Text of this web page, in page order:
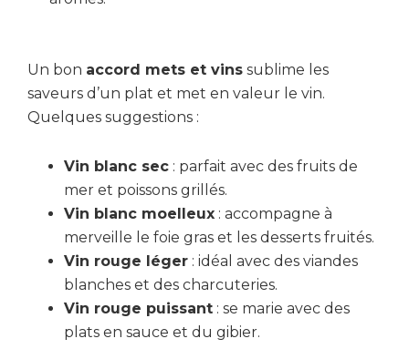
Un bon accord mets et vins sublime les
saveurs d’un plat et met en valeur le vin.
Quelques suggestions :
Vin blanc sec : parfait avec des fruits de
mer et poissons grillés.
Vin blanc moelleux : accompagne à
merveille le foie gras et les desserts fruités.
Vin rouge léger : idéal avec des viandes
blanches et des charcuteries.
Vin rouge puissant : se marie avec des
plats en sauce et du gibier.